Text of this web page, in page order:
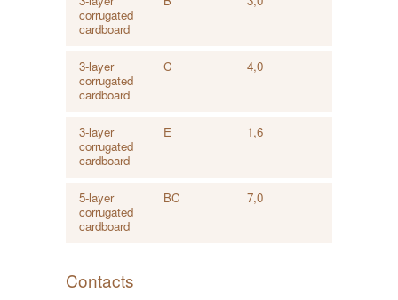
corrugated
cardboard
3-layer
corrugated
cardboard
C 4,0
3-layer
corrugated
cardboard
E 1,6
5-layer
corrugated
cardboard
BC 7,0
Contacts